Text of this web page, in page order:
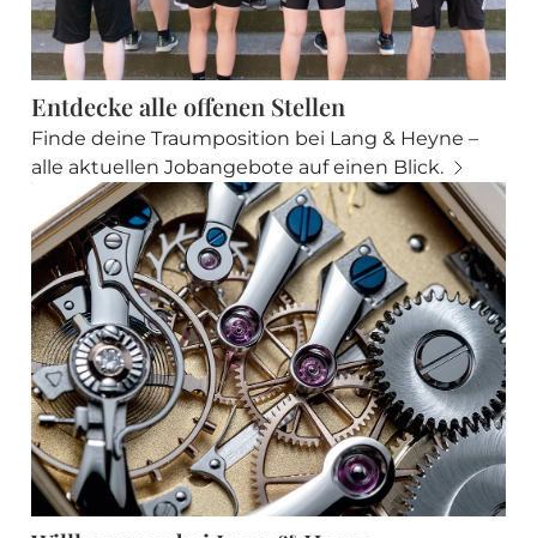
Entdecke alle offenen Stellen
Finde deine Traumposition bei Lang & Heyne –
alle aktuellen Jobangebote auf einen Blick.